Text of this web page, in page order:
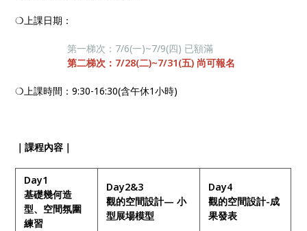
❍上課日期：
第一梯次：7/6(一)~7/9(四) 已額滿
第二梯次：7/28(二)~7/31(五) 尚可報名
❍上課時間：9:30-16:30(含午休1小時)
｜課程內容｜
Day1
基礎幾何造
型、空間氛圍
練習
Day2&3
觀的空間設計— ⼩
型展場模型
Day4
觀的空間設計-成
果發表